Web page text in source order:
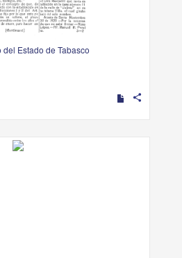
Estado de Tabasco
share